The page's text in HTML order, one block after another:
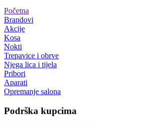
Početna
Brandovi
Akcije
Kosa
Nokti
Trepavice i obrve
Njega lica i tijela
Pribori
Aparati
Opremanje salona
Podrška kupcima